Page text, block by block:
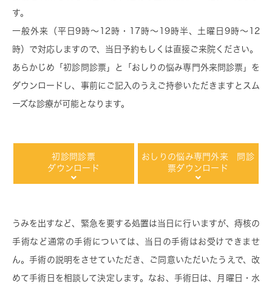
す。
一般外来（平日9時～12時・17時～19時半、土曜日9時～12
時）で対応しますので、当日予約もしくは直接ご来院ください。
あらかじめ「初診問診票」と「おしりの悩み専門外来問診票」を
ダウンロードし、事前にご記入のうえご持参いただきますとスム
ーズな診療が可能となります。
初診問診票
ダウンロード
おしりの悩み専門外来 問診
票ダウンロード
うみを出すなど、緊急を要する処置は当日に行いますが、痔核の
手術など通常の手術については、当日の手術はお受けできませ
ん。手術の説明をさせていただき、ご同意いただいたうえで、改
めて手術日を相談して決定します。なお、手術日は、月曜日・水